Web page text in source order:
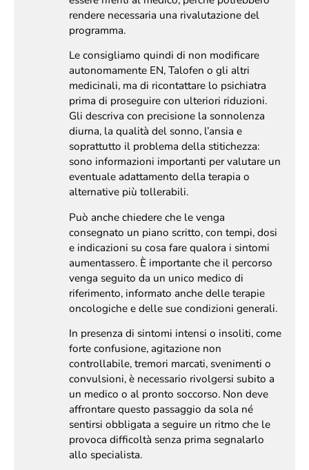
rendere necessaria una rivalutazione del
programma.
Le consigliamo quindi di non modificare
autonomamente EN, Talofen o gli altri
medicinali, ma di ricontattare lo psichiatra
prima di proseguire con ulteriori riduzioni.
Gli descriva con precisione la sonnolenza
diurna, la qualità del sonno, l’ansia e
soprattutto il problema della stitichezza:
sono informazioni importanti per valutare un
eventuale adattamento della terapia o
alternative più tollerabili.
Può anche chiedere che le venga
consegnato un piano scritto, con tempi, dosi
e indicazioni su cosa fare qualora i sintomi
aumentassero. È importante che il percorso
venga seguito da un unico medico di
riferimento, informato anche delle terapie
oncologiche e delle sue condizioni generali.
In presenza di sintomi intensi o insoliti, come
forte confusione, agitazione non
controllabile, tremori marcati, svenimenti o
convulsioni, è necessario rivolgersi subito a
un medico o al pronto soccorso. Non deve
affrontare questo passaggio da sola né
sentirsi obbligata a seguire un ritmo che le
provoca difficoltà senza prima segnalarlo
allo specialista.